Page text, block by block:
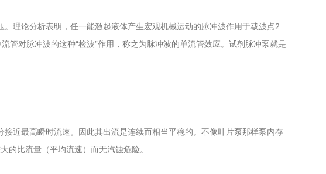
理论分析表明，任一能激起液体产生宏观机械运动的脉冲波作用于载波点2
管对脉冲波的这种“检波”作用，称之为脉冲波的单流管效应。试剂脉冲泵就是
近最高瞬时流速。因此其出流是连续而相当平稳的。不像叶片泵那样泵内存
的比流量（平均流速）而无汽蚀危险。